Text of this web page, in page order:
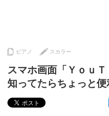
ピアノ スカラー
スマホ画面「Ｙｏｕ
知ってたらちょっと便